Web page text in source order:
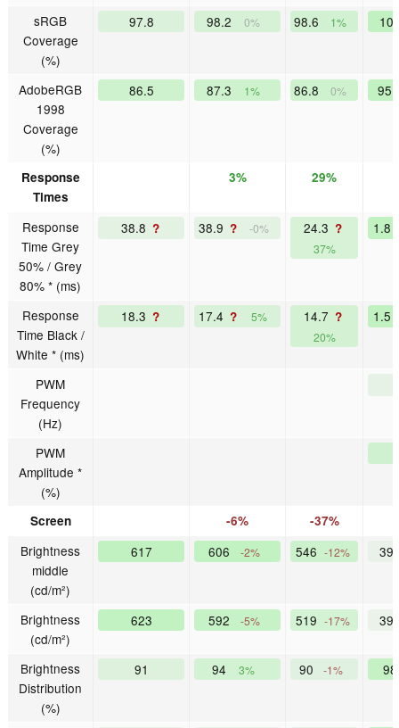
sRGB
Coverage
(%)
97.8 98.2 0% 98.6 1%
AdobeRGB
1998
Coverage
(%)
86.5 87.3 1% 86.8 0%
Response
Times
3% 29%
Response
Time Grey
50% / Grey
80% * (ms)
38.8 ? 38.9 ? -0% 24.3 ?
37%
1.8
Response
Time Black /
White * (ms)
18.3 ? 17.4 ? 5% 14.7 ?
20%
1.5
PWM
Frequency
(Hz)
PWM
Amplitude *
(%)
Screen -6% -37%
Brightness
middle
(cd/m²)
617 606 -2% 546 -12%
Brightness
(cd/m²)
623 592 -5% 519 -17%
Brightness
Distribution
(%)
91 94 3% 90 -1%